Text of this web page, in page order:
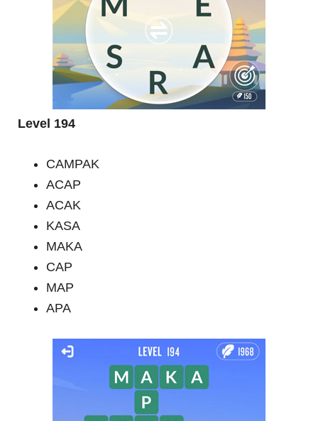
Level 194
CAMPAK
ACAP
ACAK
KASA
MAKA
CAP
MAP
APA